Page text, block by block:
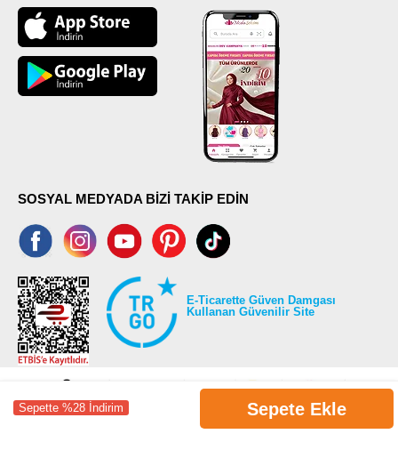
Sepette %28 İndirim Sepete Ekle
SOSYAL MEDYADA BİZİ TAKİP EDİN
E-Ticarette Güven Damgası
Kullanan Güvenilir Site
©2026 Tüm modaselvim.com hakları saklıdır.